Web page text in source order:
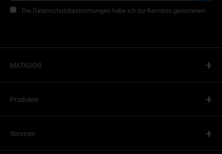
Die Datenschutzbestimmungen habe ich zur Kenntnis genommen.
MATADOR +
Produkte +
Services +